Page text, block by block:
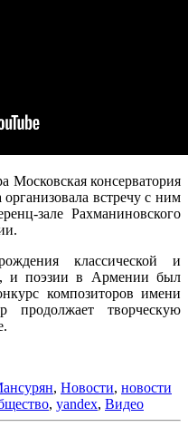
Московская консерватория
встречу с ним
зале Рахманиновского
классической и
и поэзии в Армении был
композиторов имени
продолжает творческую
, Новости, новости
, yandex, Видео